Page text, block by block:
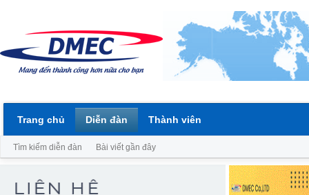
Trang chủ Diễn đàn
Tìm kiếm diễn đàn Bài viết gần đây
Thành viên